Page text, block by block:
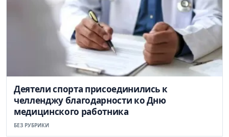
Деятели спорта присоединились к
челленджу благодарности ко Дню
медицинского работника
БЕЗ РУБРИКИ